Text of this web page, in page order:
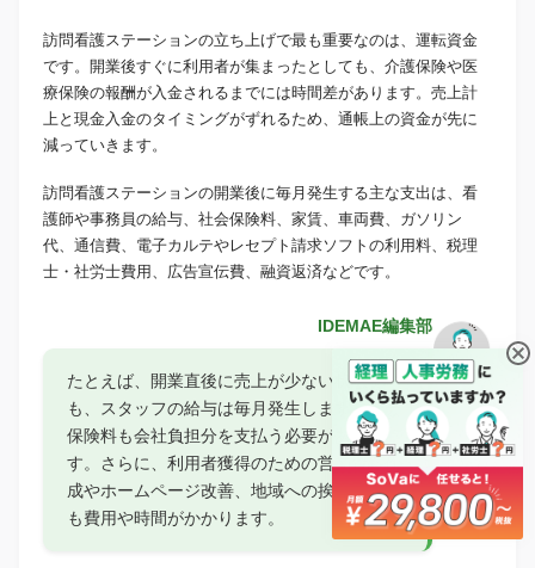
訪問看護ステーションの立ち上げで最も重要なのは、運転資金
です。開業後すぐに利用者が集まったとしても、介護保険や医
療保険の報酬が入金されるまでには時間差があります。売上計
上と現金入金のタイミングがずれるため、通帳上の資金が先に
減っていきます。
訪問看護ステーションの開業後に毎月発生する主な支出は、看
護師や事務員の給与、社会保険料、家賃、車両費、ガソリン
代、通信費、電子カルテやレセプト請求ソフトの利用料、税理
士・社労士費用、広告宣伝費、融資返済などです。
IDEMAE編集部
たとえば、開業直後に売上が少ない状態で
も、スタッフの給与は毎月発生します。社会
保険料も会社負担分を支払う必要がありま
す。さらに、利用者獲得のための営業資料作
成やホームページ改善、地域への挨拶回りに
も費用や時間がかかります。